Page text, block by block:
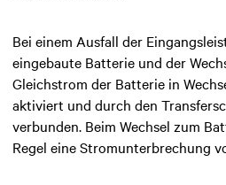
Bei einem Ausfall der
eingebaute Batterie und der
Gleichstrom der Batterie in
aktiviert und durch den
verbunden. Beim Wechsel zum
Regel eine Stromunterbrechung